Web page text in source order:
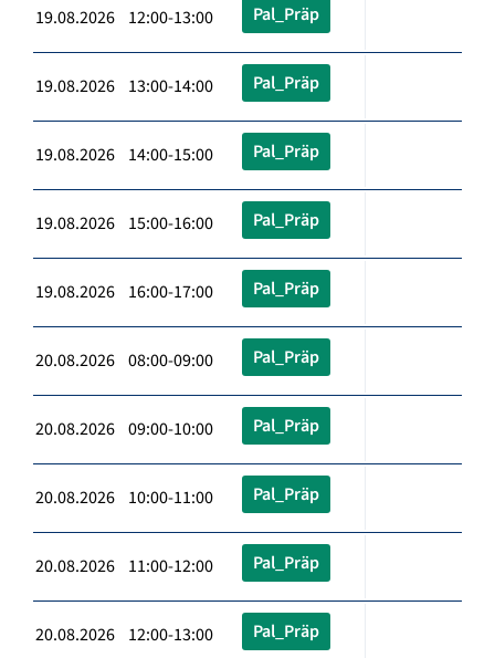
19.08.2026 12:00-13:00 Pal_Präp
19.08.2026 13:00-14:00 Pal_Präp
19.08.2026 14:00-15:00 Pal_Präp
19.08.2026 15:00-16:00 Pal_Präp
19.08.2026 16:00-17:00 Pal_Präp
20.08.2026 08:00-09:00 Pal_Präp
20.08.2026 09:00-10:00 Pal_Präp
20.08.2026 10:00-11:00 Pal_Präp
20.08.2026 11:00-12:00 Pal_Präp
20.08.2026 12:00-13:00 Pal_Präp